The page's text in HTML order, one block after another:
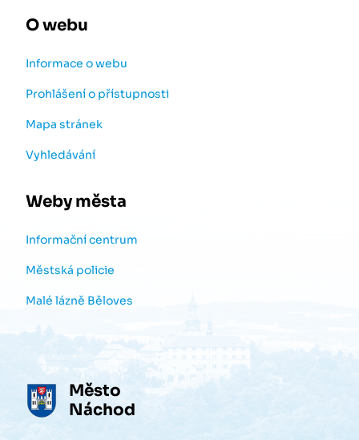
O webu
Informace o webu
Prohlášení o přístupnosti
Mapa stránek
Vyhledávání
Weby města
Informační centrum
Městská policie
Malé lázně Běloves
Město
Náchod